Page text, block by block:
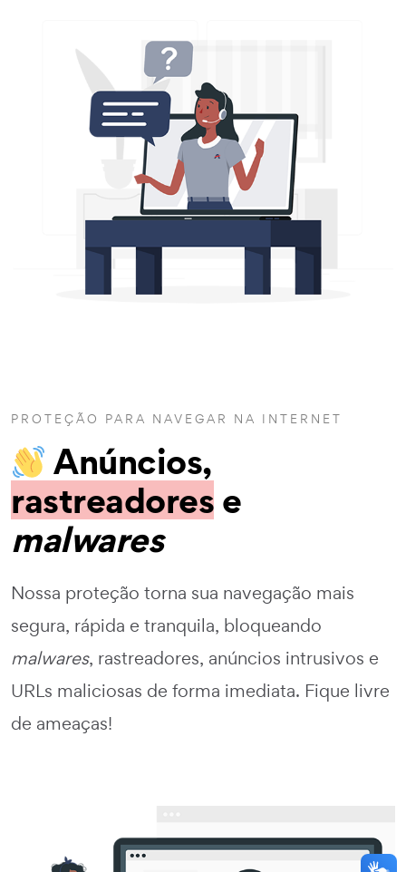
PROTEÇÃO PARA NAVEGAR NA INTERNET
Anúncios,
rastreadorese
malwares
Nossa proteção torna sua navegação mais
segura, rápida e tranquila, bloqueando
malwares, rastreadores, anúncios intrusivos e
URLs maliciosas de forma imediata. Fique livre
de ameaças!